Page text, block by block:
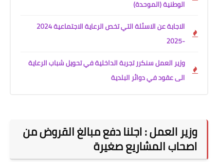
الوطنية (الموحدة)
الاجابة عن الاسئلة التي تخص الرعاية الاجتماعية 2024
-2025
وزير العمل سنكرر تجربة الداخلية في تحويل شباب الرعاية
الى عقود في دوائر البلدية
وزير العمل : اجلنا دفع مبالغ القروض من
اصحاب المشاريع صغيرة